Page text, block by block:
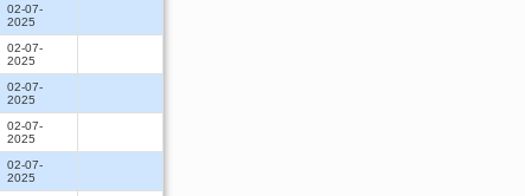
02-07-
2025
02-07-
2025
02-07-
2025
02-07-
2025
02-07-
2025